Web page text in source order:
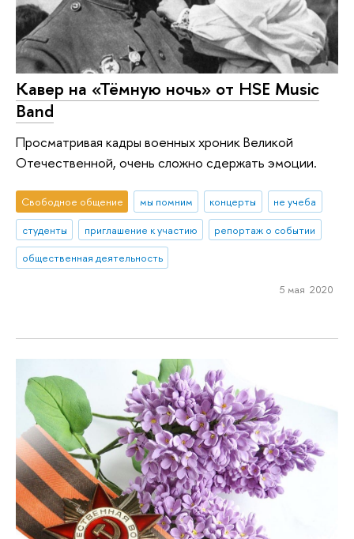
Кавер на «Тёмную ночь» от HSE Music
Band
Просматривая кадры военных хроник Великой
Отечественной, очень сложно сдержать эмоции.
Свободное общение мы помним концерты
не учеба
студенты
приглашение к участию
репортаж о событии
общественная деятельность
5 мая 2020